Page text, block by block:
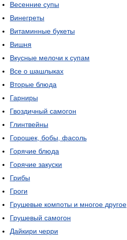
Весенние супы
Винегреты
Витаминные букеты
Вишня
Вкусные мелочи к супам
Все о шашлыках
Вторые блюда
Гарниры
Гвоздичный самогон
Глинтвейны
Горошек, бобы, фасоль
Горячие блюда
Горячие закуски
Грибы
Гроги
Грушевые компоты и многое другое
Грушевый самогон
Дайкири черри